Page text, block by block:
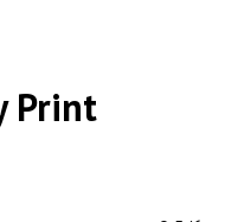
Print